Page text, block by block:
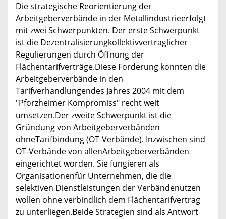
Die strategische Reorientierung der
Arbeitgeberverbände in der Metallindustrieerfolgt
mit zwei Schwerpunkten. Der erste Schwerpunkt
ist die Dezentralisierungkollektivvertraglicher
Regulierungen durch Öffnung der
Flächentarifverträge.Diese Forderung konnten die
Arbeitgeberverbände in den
Tarifverhandlungendes Jahres 2004 mit dem
"Pforzheimer Kompromiss" recht weit
umsetzen.Der zweite Schwerpunkt ist die
Gründung von Arbeitgeberverbänden
ohneTarifbindung (OT-Verbände). Inzwischen sind
OT-Verbände von allenArbeitgeberverbänden
eingerichtet worden. Sie fungieren als
Organisationenfür Unternehmen, die die
selektiven Dienstleistungen der Verbändenutzen
wollen ohne verbindlich dem Flächentarifvertrag
zu unterliegen.Beide Strategien sind als Antwort